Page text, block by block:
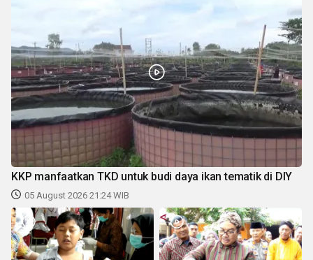
KKP manfaatkan TKD untuk budi daya ikan tematik di DIY
05 August 2026 21:24 WIB